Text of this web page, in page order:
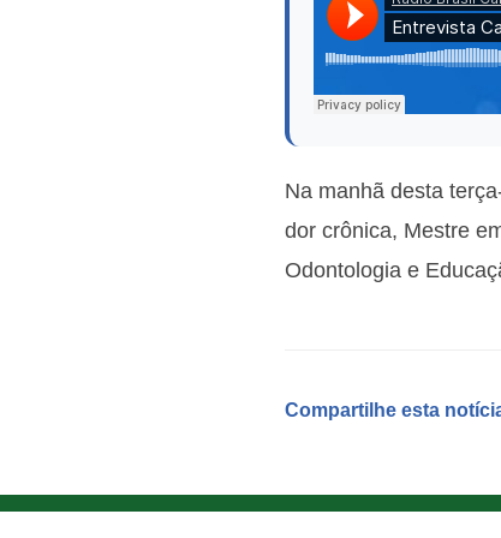
Na manhã desta
dor crônica, Mestre
Odontologia e
Compartilhe esta